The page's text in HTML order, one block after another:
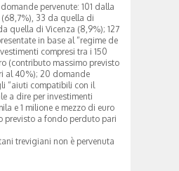
pervenute: 101 dalla
33 da quella di
quella di Vicenza (8,9%); 127
in base al “regime de
compresi tra i 150
(contributo massimo previsto
al 40%); 20 domande
“aiuti compatibili con il
a dire per investimenti
e 1 milione e mezzo di euro
previsto a fondo perduto pari
trevigiani non è pervenuta